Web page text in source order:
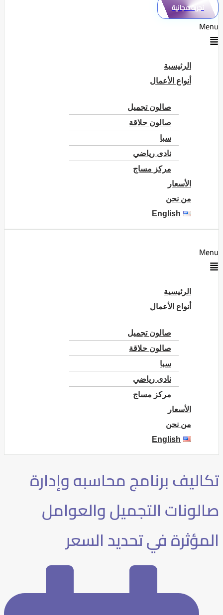
تجربة مجانية
Menu
الرئيسية
أنواع الأعمال
صالون تجميل
صالون حلاقة
سبا
نادى رياضي
مركز مساج
الأسعار
من نحن
English
Menu
الرئيسية
أنواع الأعمال
صالون تجميل
صالون حلاقة
سبا
نادى رياضي
مركز مساج
الأسعار
من نحن
English
تكاليف برنامج محاسبه وإدارة
صالونات التجميل والعوامل
المؤثرة في تحديد السعر